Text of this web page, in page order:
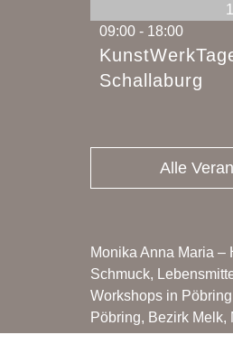
09:00- 18:00
Schallaburg
Alle
Monika Anna Maria –
Schmuck,
Workshops in
Pöbring, Bezirk Melk,